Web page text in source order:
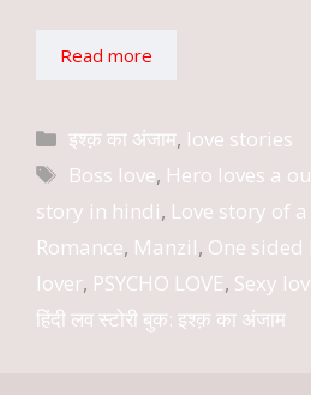
Read more
Categories
इश्क़ का अंजाम, love stories
Tags
Boss love, Hero loves a
story in hindi, Love story of
Romance, Manzil, One sided
lover, PSYCHO LOVE, Sexy
हिंदी लव स्टोरी बुक: इश्क़ का अंजाम